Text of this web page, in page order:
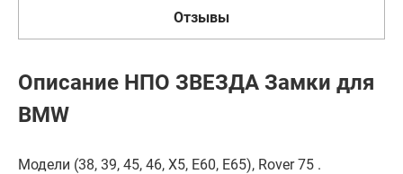
Отзывы
Описание НПО ЗВЕЗДА Замки для
BMW
Модели (38, 39, 45, 46, X5, E60, E65), Rover 75 .